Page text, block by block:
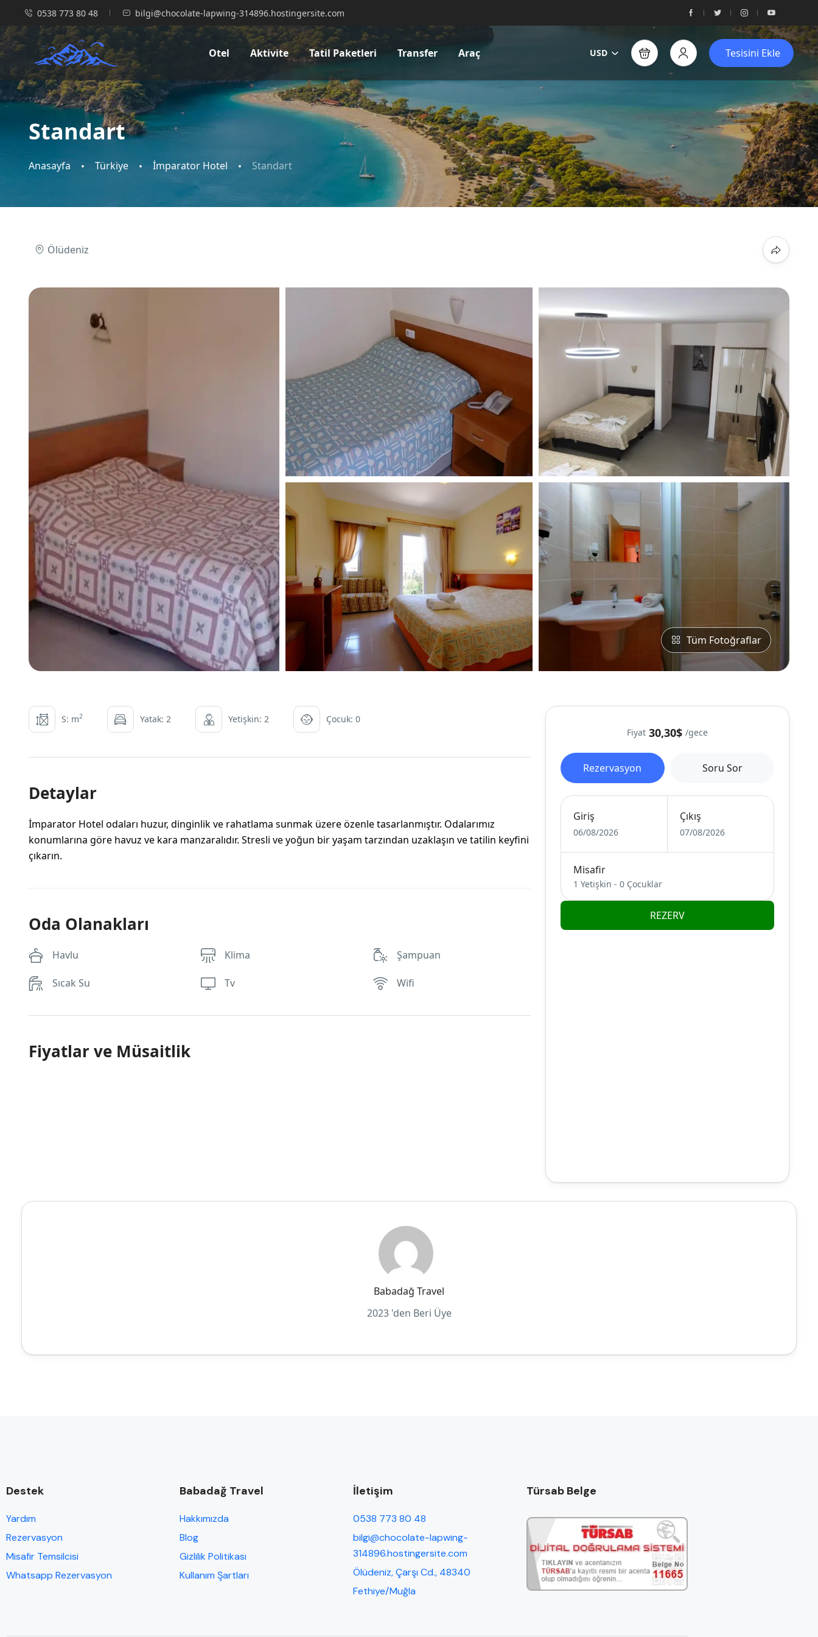
0538 773 80 48 bilgi@chocolate-lapwing-314896.hostingersite.com
Otel Aktivite Tatil Paketleri Transfer Araç USD Tesisini Ekle
Standart
Anasayfa Türkiye İmparator Hotel Standart
Ölüdeniz
Tüm Fotoğraflar
S: m2 Yatak: 2 Yetişkin: 2 Çocuk: 0
Detaylar
İmparator Hotel odaları huzur, dinginlik ve rahatlama sunmak üzere özenle tasarlanmıştır. Odalarımız
konumlarına göre havuz ve kara manzaralıdır. Stresli ve yoğun bir yaşam tarzından uzaklaşın ve tatilin keyfini
çıkarın.
Oda Olanakları
Havlu Klima Şampuan
Sıcak Su Tv Wifi
Fiyatlar ve Müsaitlik
Fiyat 30,30$ /gece
Rezervasyon Soru Sor
Giriş
06/08/2026
Çıkış
07/08/2026
Misafir
1 Yetişkin -0 Çocuklar
REZERV
Babadağ Travel
2023 'den Beri Üye
Destek
Yardım
Rezervasyon
Misafir Temsilcisi
Whatsapp Rezervasyon
Babadağ Travel
Hakkımızda
Blog
Gizlilik Politikası
Kullanım Şartları
İletişim
0538 773 80 48
bilgi@chocolate-lapwing-
314896.hostingersite.com
Ölüdeniz, Çarşı Cd., 48340
Fethiye/Muğla
Türsab Belge